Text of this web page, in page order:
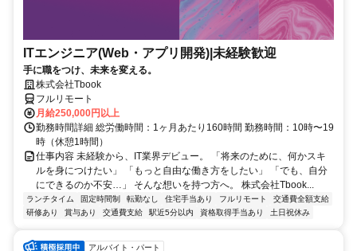
ITエンジニア(Web・アプリ開発)|未経験歓迎
手に職をつけ、未来を変える。
株式会社Tbook
フルリモート
月給250,000円以上
勤務時間詳細 総労働時間：1ヶ月あたり160時間 勤務時間：10時〜19
時（休憩1時間）
仕事内容 未経験から、IT業界デビュー。 「将来のために、何かスキ
ルを身につけたい」 「もっと自由な働き方をしたい」 「でも、自分
にできるのか不安…」 そんな想いを持つ方へ。 株式会社Tbook...
ランチタイム 固定時間制 転勤なし 住宅手当あり フルリモート
交通費全額支給
研修あり
賞与あり 交通費支給 駅近5分以内 資格取得手当あり 土日祝休み
アルバイト・パート